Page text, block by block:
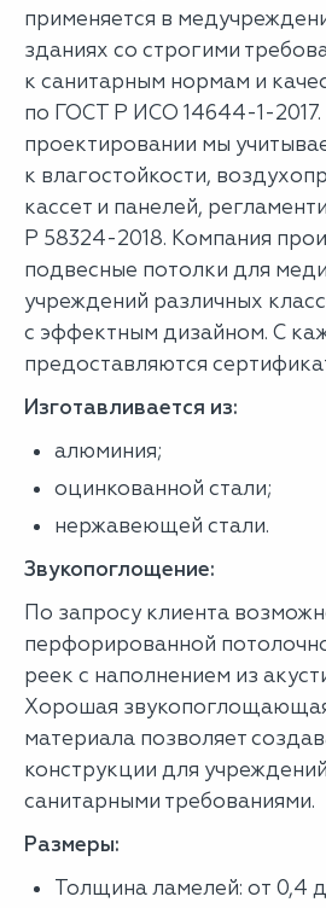
применяется в
зданиях со строгими
к санитарным нормам и
по ГОСТ Р ИСО 14644-1-
проектировании мы
к влагостойкости,
кассет и панелей,
Р 58324-2018. Компания
подвесные потолки для
учреждений различных
с эффектным дизайном. С
предоставляются
Изготавливается из:
алюминия;
оцинкованной стали;
нержавеющей стали.
Звукопоглощение:
По запросу клиента
перфорированной
реек с наполнением из
Хорошая
материала позволяет
конструкции для
санитарными требованиями.
Размеры:
Толщина ламелей: от 0,4